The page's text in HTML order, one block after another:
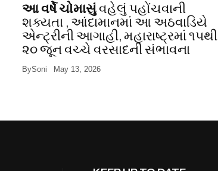
આ વર્ષે ચોમાસુંવહેલું પહોંચવાની
શક્યતા , આંદામાનમાં આ અઠવાડિયે
એન્ટ્રીની આગાહી, મહારાષ્ટ્રમાં ૧૫થી
૨૦ જૂન વચ્ચે વરસાદની સંભાવના
BySoni May 13, 2026